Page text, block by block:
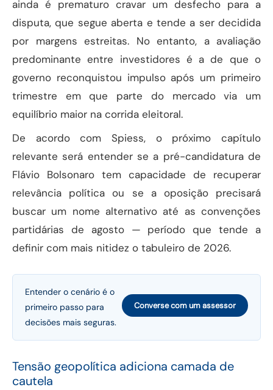
ainda é prematuro cravar um desfecho para a
disputa, que segue aberta e tende a ser decidida
por margens estreitas. No entanto, a avaliação
predominante entre investidores é a de que o
governo reconquistou impulso após um primeiro
trimestre em que parte do mercado via um
equilíbrio maior na corrida eleitoral.
De acordo com Spiess, o próximo capítulo
relevante será entender se a pré-candidatura de
Flávio Bolsonaro tem capacidade de recuperar
relevância política ou se a oposição precisará
buscar um nome alternativo até as convenções
partidárias de agosto — período que tende a
definir com mais nitidez o tabuleiro de 2026.
Entender o cenário é o
primeiro passo para
decisões mais seguras.
Converse com um assessor
Tensão geopolítica adiciona camada de
cautela